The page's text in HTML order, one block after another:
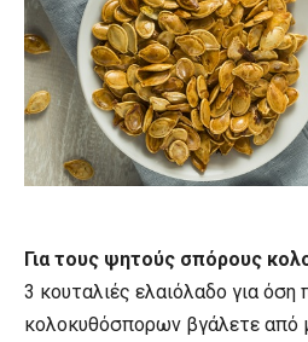
Για τους ψητούς σπόρους
3 κουταλιές ελαιόλαδο για όση
κολοκυθόσπορων βγάλετε από